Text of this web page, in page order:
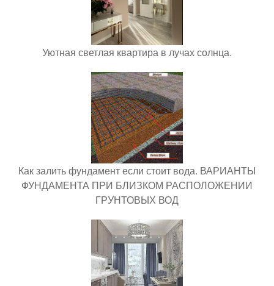
Уютная светлая квартира в лучах солнца.
Как залить фундамент если стоит вода. ВАРИАНТЫ
ФУНДАМЕНТА ПРИ БЛИЗКОМ РАСПОЛОЖЕНИИ
ГРУНТОВЫХ ВОД